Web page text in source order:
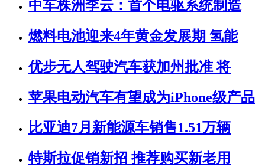
中车株洲李云：首个电驱系统制造
燃料电池迎来4年黄金发展期 氢能
优步无人驾驶汽车获加州批准 将
苹果电动汽车有望成为iPhone级产品
比亚迪7月新能源车销售1.51万辆
特斯拉促销新招 推荐购买新老用